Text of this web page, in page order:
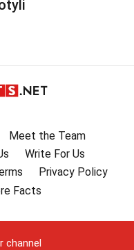
Meet the Team
Write For Us
Privacy Policy
Facts
channel